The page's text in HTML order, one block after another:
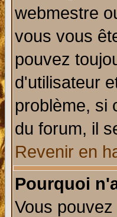
webmestre
vous vous
pouvez
d'utilisateur
problème, si
du forum, il
Revenir en
Pourquoi
Vous